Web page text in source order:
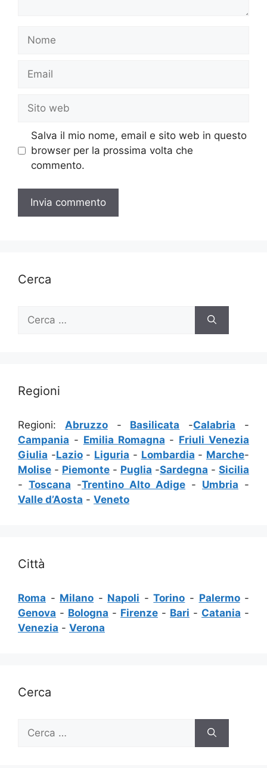
Nome
Email
Sito
web
Salva il mio nome, email e sito web in questo
browser per la prossima volta che
commento.
Cerca
per:
Regioni
Regioni: Abruzzo- Basilicata -Calabria -
Campania - Emilia Romagna - Friuli Venezia
Giulia -Lazio- Liguria - Lombardia - Marche-
Molise - Piemonte - Puglia -Sardegna - Sicilia
- Toscana -Trentino Alto Adige - Umbria -
Valle d’Aosta - Veneto
Città
Roma - Milano - Napoli -Torino - Palermo-
Genova - Bologna - Firenze - Bari - Catania -
Venezia - Verona
Cerca
per: